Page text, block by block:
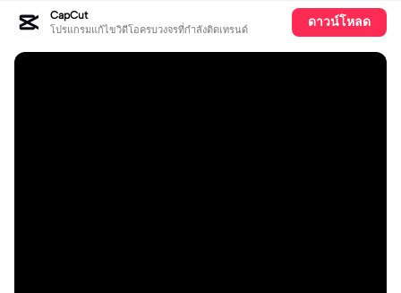
CapCut
โปรแกรมแก้ไขวิดีโอครบวงจรที่กำลังติดเทรนด์ ดาวน์โหลด